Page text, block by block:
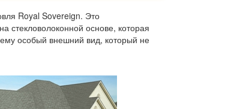
Royal Sovereign. Это
стекловолоконной основе, которая
особый внешний вид, который не